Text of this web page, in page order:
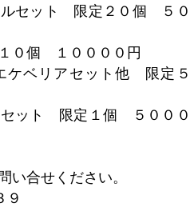
ルセット 限定２０個 ５０
０個 １００００円
ケベリアセット他 限定５
セット 限定１個 ５０００
い合せください。
９